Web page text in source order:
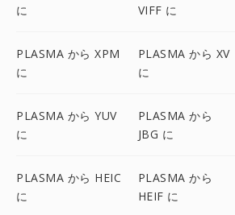
に
VIFF に
PLASMA から XPM
に
PLASMA から XV
に
PLASMA から YUV
に
PLASMA から
JBG に
PLASMA から HEIC
に
PLASMA から
HEIF に